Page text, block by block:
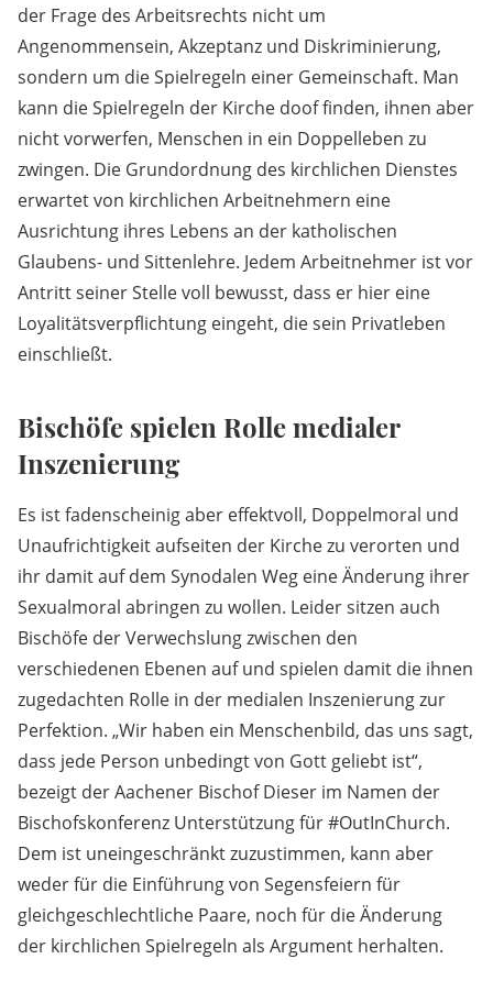
der Frage des Arbeitsrechts nicht um
Angenommensein, Akzeptanz und Diskriminierung,
sondern um die Spielregeln einer Gemeinschaft. Man
kann die Spielregeln der Kirche doof finden, ihnen aber
nicht vorwerfen, Menschen in ein Doppelleben zu
zwingen. Die Grundordnung des kirchlichen Dienstes
erwartet von kirchlichen Arbeitnehmern eine
Ausrichtung ihres Lebens an der katholischen
Glaubens- und Sittenlehre. Jedem Arbeitnehmer ist vor
Antritt seiner Stelle voll bewusst, dass er hier eine
Loyalitätsverpflichtung eingeht, die sein Privatleben
einschließt.
Bischöfe spielen Rolle medialer
Inszenierung
Es ist fadenscheinig aber effektvoll, Doppelmoral und
Unaufrichtigkeit aufseiten der Kirche zu verorten und
ihr damit auf dem Synodalen Weg eine Änderung ihrer
Sexualmoral abringen zu wollen. Leider sitzen auch
Bischöfe der Verwechslung zwischen den
verschiedenen Ebenen auf und spielen damit die ihnen
zugedachten Rolle in der medialen Inszenierung zur
Perfektion. „Wir haben ein Menschenbild, das uns sagt,
dass jede Person unbedingt von Gott geliebt ist“,
bezeigt der Aachener Bischof Dieser im Namen der
Bischofskonferenz Unterstützung für #OutInChurch.
Dem ist uneingeschränkt zuzustimmen, kann aber
weder für die Einführung von Segensfeiern für
gleichgeschlechtliche Paare, noch für die Änderung
der kirchlichen Spielregeln als Argument herhalten.